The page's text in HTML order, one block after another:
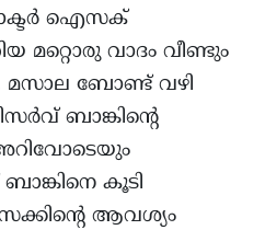
ഐസക്
മറ്റൊരു വാദം വീണ്ടും
മസാല ബോണ്ട് വഴി
ബാങ്കിന്റെ
കൂടി
ആവശ്യം